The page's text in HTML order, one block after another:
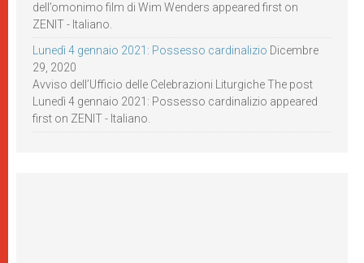
dell’omonimo film di Wim Wenders appeared first on
ZENIT - Italiano.
Lunedì 4 gennaio 2021: Possesso cardinalizio Dicembre
29, 2020
Avviso dell’Ufficio delle Celebrazioni Liturgiche The post
Lunedì 4 gennaio 2021: Possesso cardinalizio appeared
first on ZENIT - Italiano.